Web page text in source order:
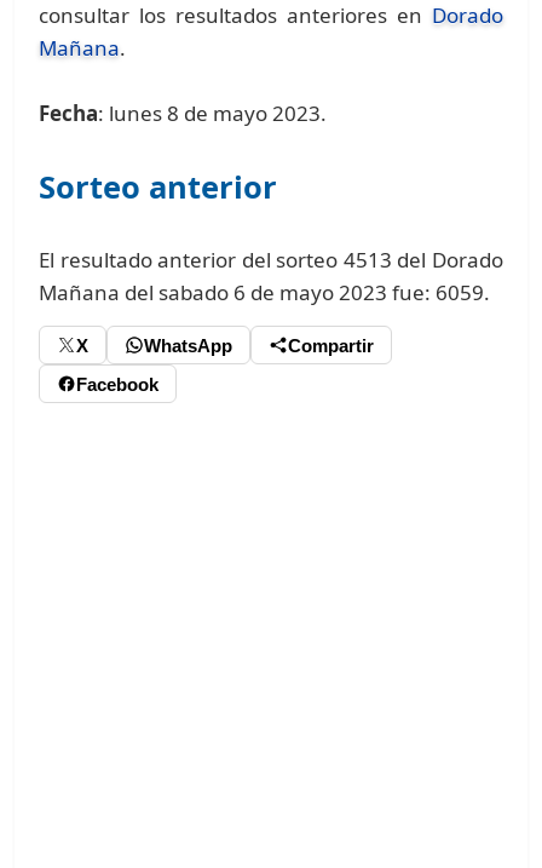
consultar los resultados anteriores en Dorado
Mañana.
Fecha: lunes 8 de mayo 2023.
Sorteo anterior
El resultado anterior del sorteo 4513 del Dorado
Mañana del sabado 6 de mayo 2023 fue: 6059.
X WhatsApp
Compartir
Facebook